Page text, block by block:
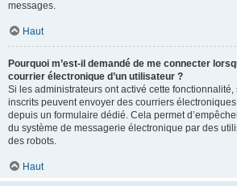
messages.
Haut
Pourquoi m’est-il demandé de me connecter
courrier électronique d’un utilisateur ?
Si les administrateurs ont activé cette
inscrits peuvent envoyer des courriers
depuis un formulaire dédié. Cela permet
du système de messagerie électronique par des
des robots.
Haut